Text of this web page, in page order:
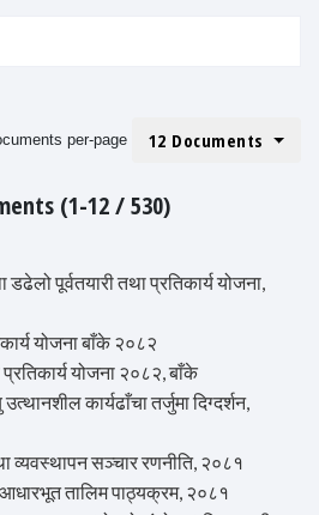
per-page 12 Documents
(1-12 / 530)
पूर्वतयारी तथा प्रतिकार्य योजना,
योजना बाँके २०८२
प्रतिकार्य योजना २०८२, बाँके
कार्यढाँचा तर्जुमा दिग्दर्शन,
व्यवस्थापन सञ्चार रणनीति, २०८१
तालिम पाठ्यक्रम, २०८१